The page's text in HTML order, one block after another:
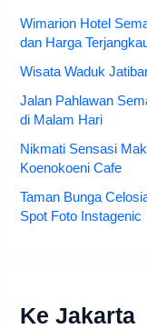
Wimarion Hotel
dan Harga
Wisata Waduk
Jalan Pahlawan
di Malam Hari
Nikmati Sensasi
Koenokoeni Cafe
Taman Bunga
Spot Foto Instagenic
Ke Jakarta